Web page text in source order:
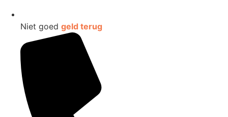
Niet goed geld terug